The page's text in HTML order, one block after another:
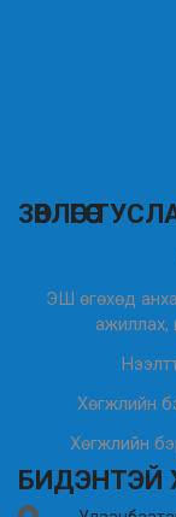
ЗӨВЛӨГӨӨ
ЭШ өгөхөд
ажиллах,
Хөгжлийн
Хөгжлийн
БИДЭНТЭЙ